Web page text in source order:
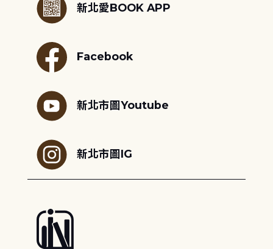
新北愛BOOK APP
Facebook
新北市圖Youtube
新北市圖IG